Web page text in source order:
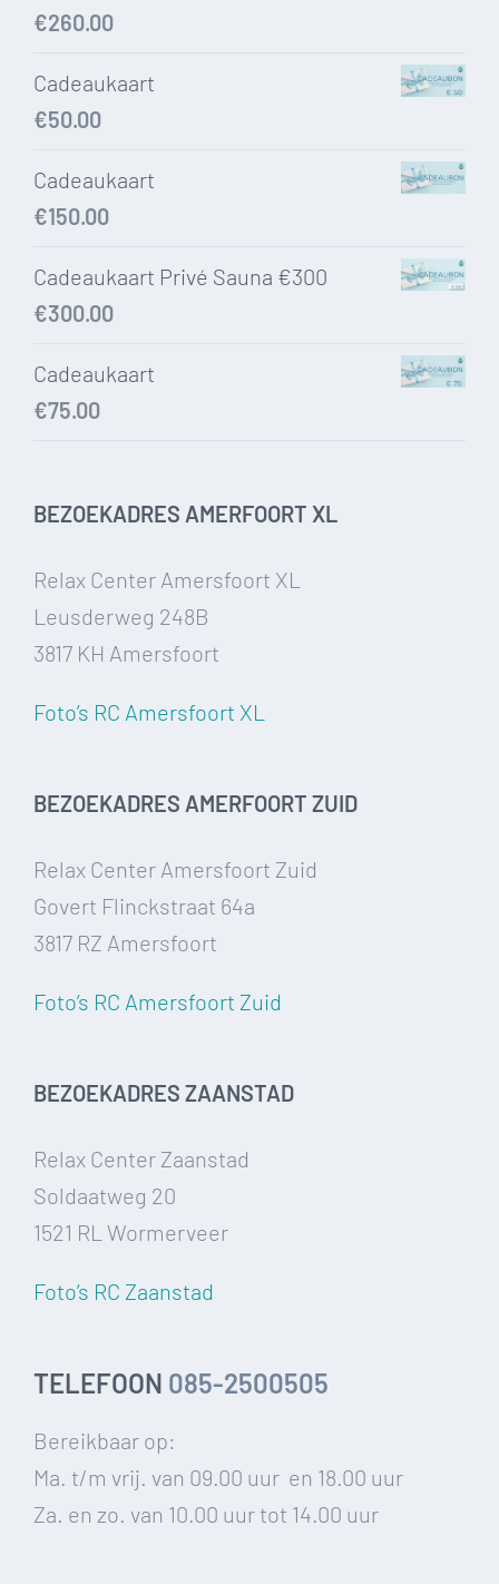
€260.00
Cadeaukaart
€50.00
Cadeaukaart
€150.00
Cadeaukaart Privé Sauna €300
€300.00
Cadeaukaart
€75.00
BEZOEKADRES AMERFOORT XL
Relax Center Amersfoort XL
Leusderweg 248B
3817 KH Amersfoort
Foto’s RC Amersfoort XL
BEZOEKADRES AMERFOORT ZUID
Relax Center Amersfoort Zuid
Govert Flinckstraat 64a
3817 RZ Amersfoort
Foto’s RC Amersfoort Zuid
BEZOEKADRES ZAANSTAD
Relax Center Zaanstad
Soldaatweg 20
1521 RL Wormerveer
Foto’s RC Zaanstad
TELEFOON 085-2500505
Bereikbaar op:
Ma. t/m vrij. van 09.00 uur en 18.00 uur
Za. en zo. van 10.00 uur tot 14.00 uur